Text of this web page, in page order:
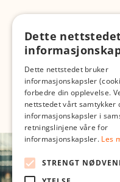
Dette
Dette nettstedet bruker
informasjonskapsler
forbedre din opplevelse.
nettstedet vårt samtykker
informasjonskapsler i
retningslinjene våre for
informasjonskapsler. Les
STRENGT